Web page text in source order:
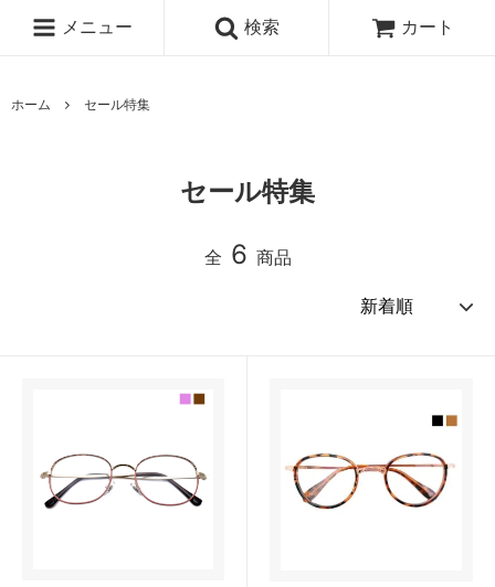
メニュー 検索 カート
ホーム セール特集
セール特集
全 6 商品